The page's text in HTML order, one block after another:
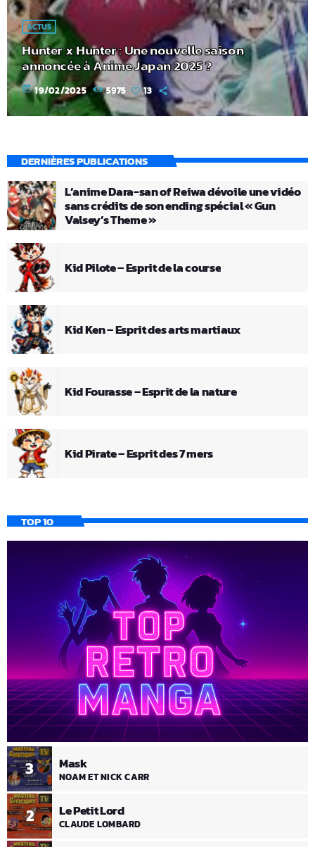
ACTUS
Hunter x Hunter : Une nouvelle saison
annoncée à Anime Japan 2025 ?
today 19/02/2025 5975 13
DERNIÈRES PUBLICATIONS
L’anime Dara-san of Reiwa dévoile une vidéo
sans crédits de son ending spécial « Gun
Valsey’s Theme »
Kid Pilote – Esprit de la course
Kid Ken – Esprit des arts martiaux
Kid Fourasse – Esprit de la nature
Kid Pirate – Esprit des 7 mers
TOP 10
2 Le Petit Lord
CLAUDE LOMBARD
3 Mask
NOAM ET NICK CARR